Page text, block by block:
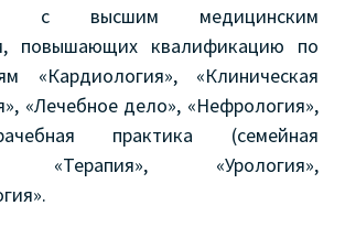
с высшим медицинским
повышающих квалификацию по
«Кардиология», «Клиническая
«Лечебное дело», «Нефрология»,
практика (семейная
«Терапия», «Урология»,